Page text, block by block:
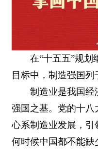
在“十五五”规划
目标中，制造强国列
制造业是我国经
强国之基。党的十
心系制造业发展，引
何时候中国都不能缺